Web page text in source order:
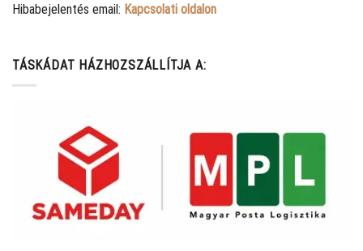
Hibabejelentés email: Kapcsolati oldalon
TÁSKÁDAT HÁZHOZSZÁLLÍTJA A: